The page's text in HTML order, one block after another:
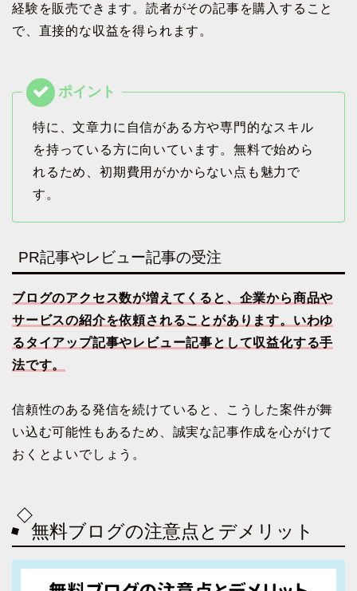
経験を販売できます。読者がその記事を購入すること
で、直接的な収益を得られます。
特に、文章力に自信がある方や専門的なスキル
を持っている方に向いています。無料で始めら
れるため、初期費用がかからない点も魅力で
す。
PR記事やレビュー記事の受注
ブログのアクセス数が増えてくると、企業から商品や
サービスの紹介を依頼されることがあります。いわゆ
るタイアップ記事やレビュー記事として収益化する手
法です。
信頼性のある発信を続けていると、こうした案件が舞
い込む可能性もあるため、誠実な記事作成を心がけて
おくとよいでしょう。
無料ブログの注意点とデメリット